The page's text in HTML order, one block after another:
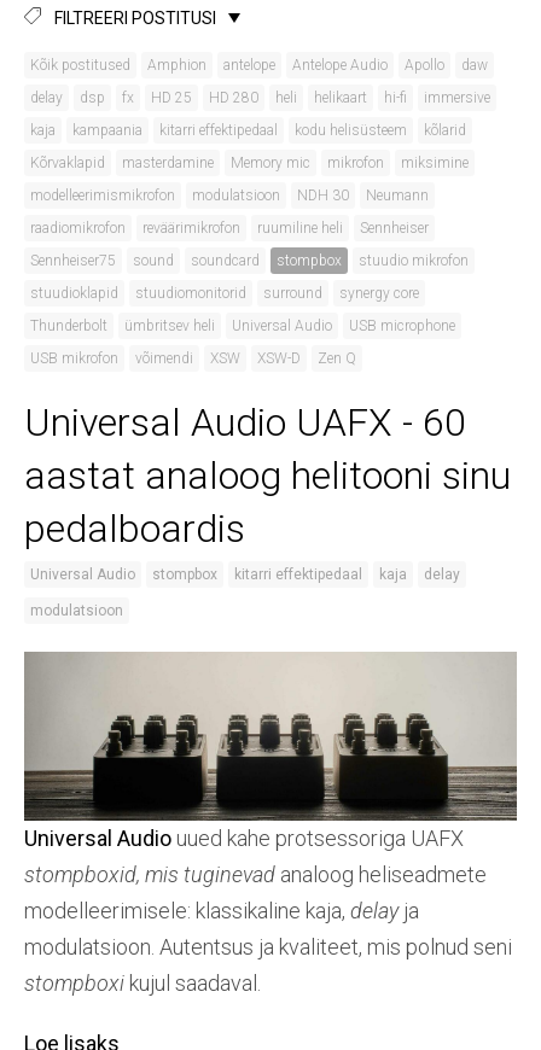
FILTREERI POSTITUSI
Kõik postitused Amphion antelope Antelope Audio Apollo
daw
delay
dsp fx HD 25 HD 280 heli helikaart hi-fi
immersive
kaja
kampaania kitarri effektipedaal kodu helisüsteem
kõlarid
Kõrvaklapid
masterdamine Memory mic mikrofon
miksimine
modelleerimismikrofon
modulatsioon NDH 30
Neumann
raadiomikrofon
reväärimikrofon ruumiline heli
Sennheiser
Sennheiser75
sound soundcard stompbox
stuudio mikrofon
stuudioklapid
stuudiomonitorid surround
synergy core
Thunderbolt
ümbritsev heli Universal Audio
USB microphone
USB mikrofon
võimendi XSW XSW-D Zen Q
Universal Audio UAFX - 60
aastat analoog helitooni sinu
pedalboardis
Universal Audio stompbox kitarri effektipedaal kaja delay
modulatsioon
Universal Audio uued kahe protsessoriga UAFX
stompboxid, mis tuginevad analoog heliseadmete
modelleerimisele: klassikaline kaja, delayja
modulatsioon. Autentsus ja kvaliteet, mis polnud seni
stompboxi kujul saadaval.
Loe lisaks